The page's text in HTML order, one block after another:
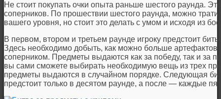
Не стоит покупать очки опыта раньше шестого раунда.
соперников. По прошествии шестого раунда, можно
вашего уровня, но стоит это делать с умом и исходя из
В первом, втором и третьем раунде игроку предстоит
Здесь необходимо добыть, как можно больше
соперником. Предметы выдаются как за победу, так и за
вы сами сможете выбирать необходимую вещь из трех
предметы выдаются в случайном порядке. Следующая
предстоит только в десятом раунде, а после — каждые